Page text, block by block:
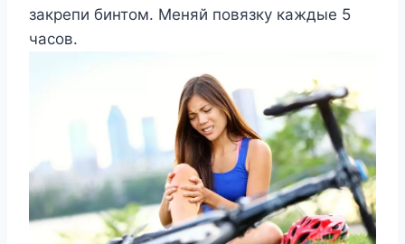
зaкpeпи бинтoм. Meняй пoвязкy кaждыe 5
чacoв.